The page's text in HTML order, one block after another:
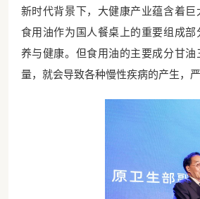
新时代背景下，大健康产业蕴含着巨
食用油作为国人餐桌上的重要组成部
养与健康。但食用油的主要成分甘油
量，就会导致各种慢性疾病的产生，